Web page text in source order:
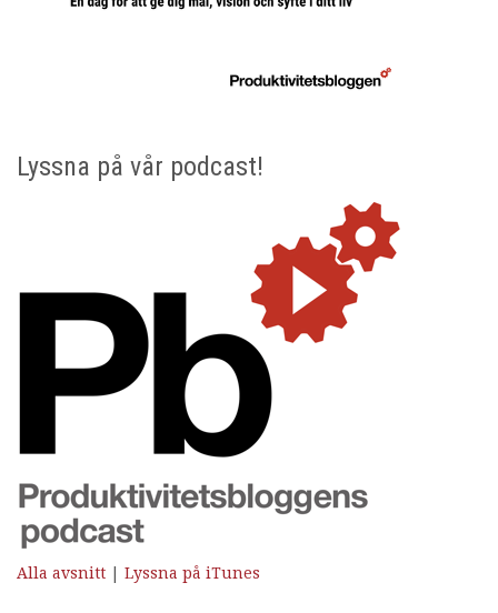
Lyssna på vår podcast!
Alla avsnitt Lyssna på iTunes